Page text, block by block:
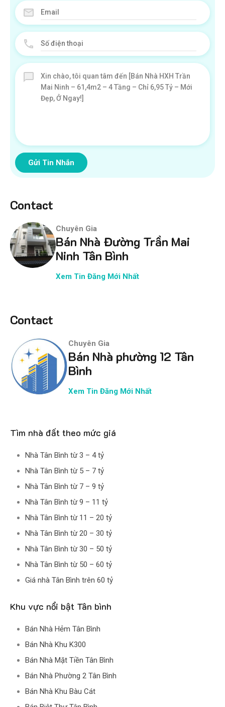
Gửi Tin Nhắn
Contact
Chuyên Gia
Bán Nhà Đường Trần Mai
Ninh Tân Bình
Xem Tin Đăng Mới Nhất
Contact
Chuyên Gia
Bán Nhà phường 12 Tân
Bình
Xem Tin Đăng Mới Nhất
Tìm nhà đất theo mức giá
Nhà Tân Bình từ 3 – 4 tỷ
Nhà Tân Bình từ 5 – 7 tỷ
Nhà Tân Bình từ 7 – 9 tỷ
Nhà Tân Bình từ 9 – 11 tỷ
Nhà Tân Bình từ 11 – 20 tỷ
Nhà Tân Bình từ 20 – 30 tỷ
Nhà Tân Bình từ 30 – 50 tỷ
Nhà Tân Bình từ 50 – 60 tỷ
Giá nhà Tân Bình trên 60 tỷ
Khu vực nổi bật Tân bình
Bán Nhà Hẻm Tân Bình
Bán Nhà Khu K300
Bán Nhà Mặt Tiền Tân Bình
Bán Nhà Phường 2 Tân Bình
Bán Nhà Khu Bàu Cát